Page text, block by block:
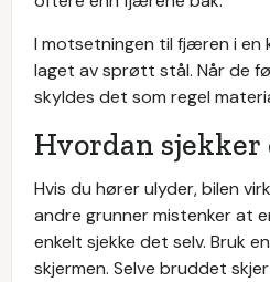
I motsetningen til fjæren i en
laget av sprøtt stål. Når de
skyldes det som regel
Hvordan
Hvis du hører ulyder, bilen
andre grunner mistenker at
enkelt sjekke det selv. Bruk
skjermen. Selve bruddet